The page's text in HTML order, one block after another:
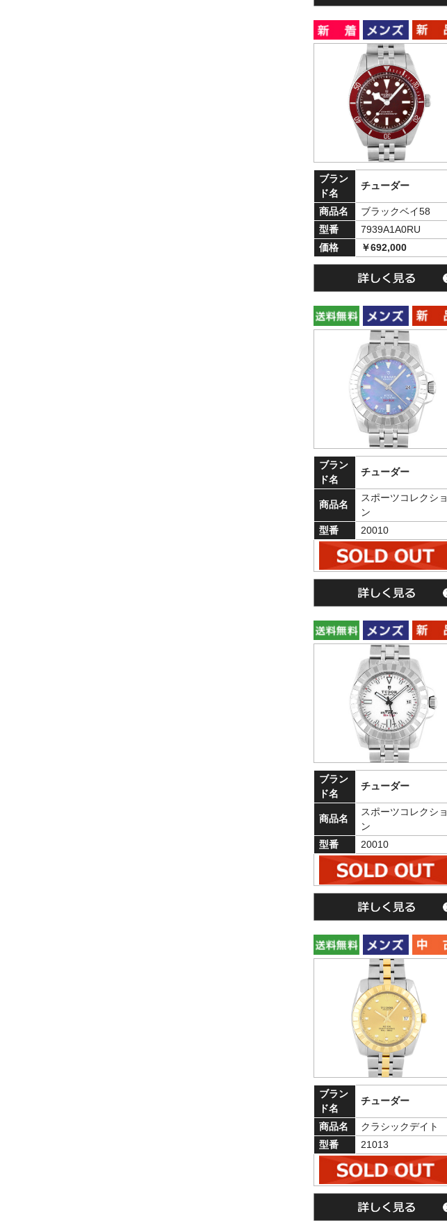
ブラン
ド名
チューダー
商品名
ブラックベイ58
型番
7939A1A0RU
価格
￥692,000
ブラン
ド名
チューダー
商品名
スポーツコレクショ
ン
型番
20010
ブラン
ド名
チューダー
商品名
スポーツコレクショ
ン
型番
20010
ブラン
ド名
チューダー
商品名
クラシックデイト
型番
21013